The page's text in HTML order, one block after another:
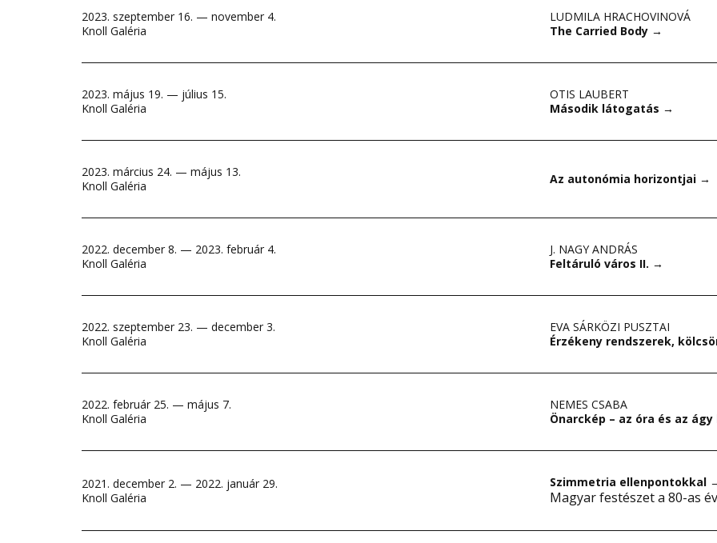
2023. szeptember 16. — november 4.
Knoll Galéria
LUDMILA HRACHOVINOVÁ
The Carried Body →
2023. május 19. — július 15.
Knoll Galéria
OTIS LAUBERT
Második látogatás →
2023. március 24. — május 13.
Knoll Galéria
Az autonómia horizontjai →
2022. december 8. — 2023. február 4.
Knoll Galéria
J. NAGY ANDRÁS
Feltáruló város II. →
2022. szeptember 23. — december 3.
Knoll Galéria
EVA SÁRKÖZI PUSZTAI
Érzékeny rendszerek,
2022. február 25. — május 7.
Knoll Galéria
NEMES CSABA
Önarckép – az óra és az
2021. december 2. — 2022. január 29.
Knoll Galéria
Szimmetria ellenpontokkal
Magyar festészet a 80-as